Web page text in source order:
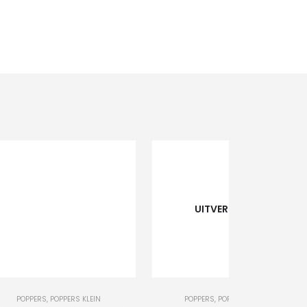
POPPERS, POPPERS KLEIN
UITVERKOCHT
POPPERS, POPPERS GROOT